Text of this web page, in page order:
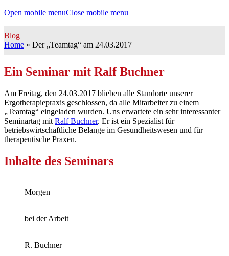
Open mobile menuClose mobile menu
Blog
Home » Der „Teamtag“ am 24.03.2017
Ein Seminar mit Ralf Buchner
Am Freitag, den 24.03.2017 blieben alle Standorte unserer
Ergotherapiepraxis geschlossen, da alle Mitarbeiter zu einem
„Teamtag“ eingeladen wurden. Uns erwartete ein sehr interessanter
Seminartag mit Ralf Buchner. Er ist ein Spezialist für
betriebswirtschaftliche Belange im Gesundheitswesen und für
therapeutische Praxen.
Inhalte des Seminars
Morgen
bei der Arbeit
R. Buchner